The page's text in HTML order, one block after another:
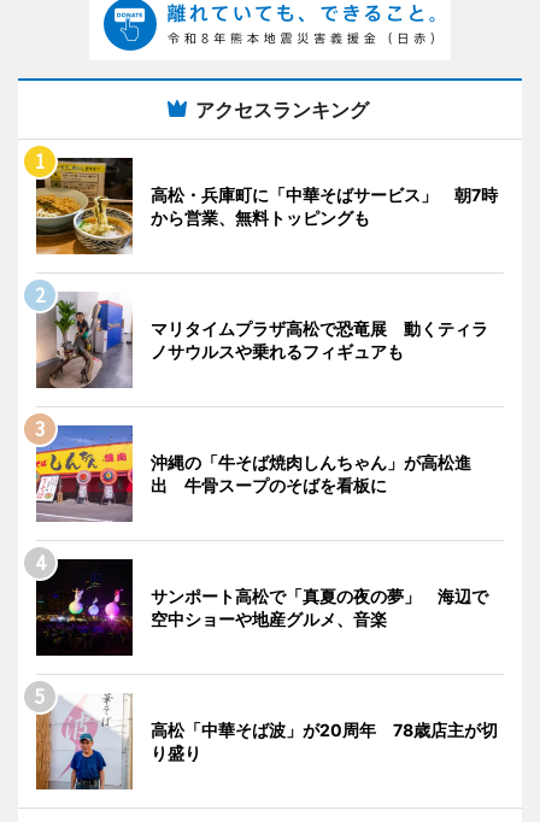
アクセスランキング
高松・兵庫町に「中華そばサービス」 朝7時
から営業、無料トッピングも
マリタイムプラザ高松で恐竜展 動くティラ
ノサウルスや乗れるフィギュアも
沖縄の「牛そば焼肉しんちゃん」が高松進
出 牛骨スープのそばを看板に
サンポート高松で「真夏の夜の夢」 海辺で
空中ショーや地産グルメ、音楽
高松「中華そば波」が20周年 78歳店主が切
り盛り